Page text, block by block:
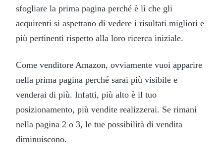
sfogliare la prima pagina perché è lì che gli
acquirenti si aspettano di vedere i risultati migliori e
più pertinenti rispetto alla loro ricerca iniziale.
Come venditore Amazon, ovviamente vuoi apparire
nella prima pagina perché sarai più visibile e
venderai di più. Infatti, più alto è il tuo
posizionamento, più vendite realizzerai. Se rimani
nella pagina 2 o 3, le tue possibilità di vendita
diminuiscono.